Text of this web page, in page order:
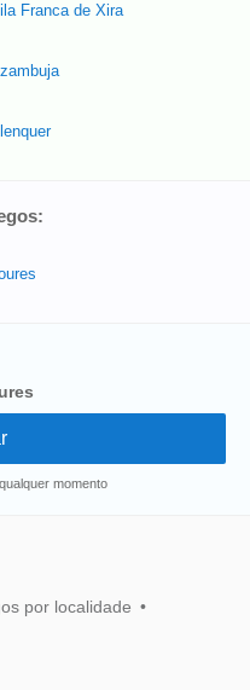
Franca de Xira
momento
por localidade